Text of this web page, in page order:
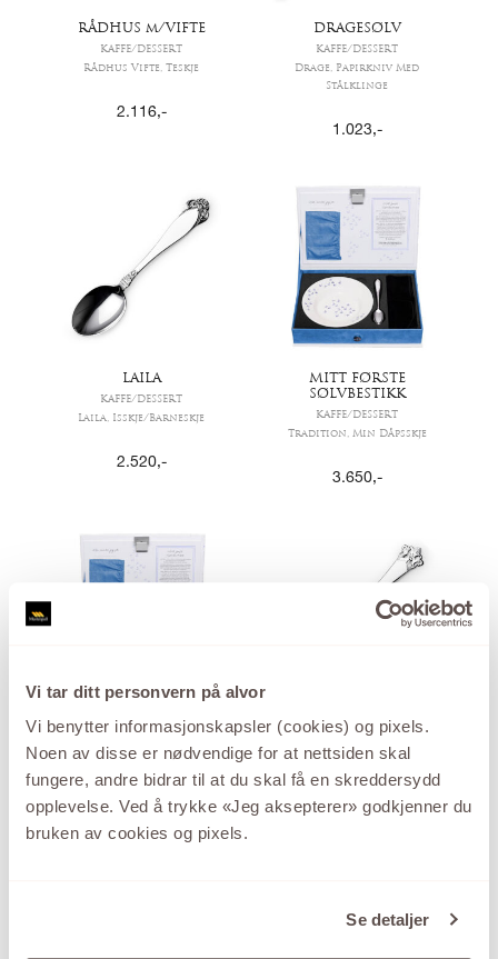
Vi tar ditt personvern på alvor
Vi benytter informasjonskapsler (cookies) og pixels.
Noen av disse er nødvendige for at nettsiden skal
fungere, andre bidrar til at du skal få en skreddersydd
opplevelse. Ved å trykke «Jeg aksepterer» godkjenner du
bruken av cookies og pixels.
Se detaljer
RÅDHUS m/VIFTE
KAFFE/DESSERT
Rådhus Vifte, Teskje
2.116,-
DRAGESØLV
KAFFE/DESSERT
Drage, Papirkniv Med
Stålklinge
1.023,-
LAILA
KAFFE/DESSERT
Laila, Isskje/Barneskje
2.520,-
MITT FØRSTE
SØLVBESTIKK
KAFFE/DESSERT
Tradition, Min Dåpsskje
3.650,-
MITT FØRSTE
Märtha, Min første Sølvskje
3.650,-
ANITRA
KAFFE/DESSERT
1.125,-